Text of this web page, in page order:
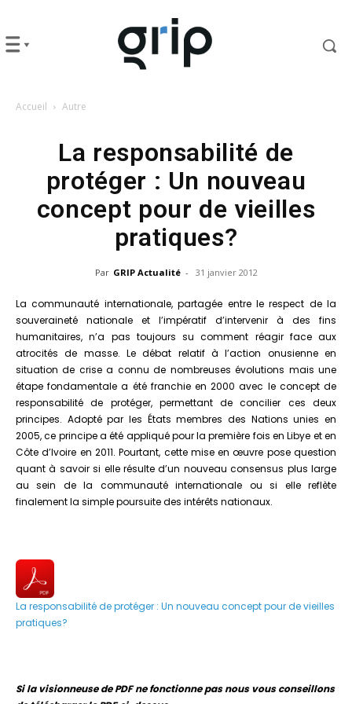
Accueil Autre
La responsabilité de
protéger : Un nouveau
concept pour de vieilles
pratiques?
Par GRIP Actualité - 31 janvier 2012
La communauté internationale, partagée entre le respect de la
souveraineté nationale et l’impératif d’intervenir à des fins
humanitaires, n’a pas toujours su comment réagir face aux
atrocités de masse. Le débat relatif à l’action onusienne en
situation de crise a connu de nombreuses évolutions mais une
étape fondamentale a été franchie en 2000 avec le concept de
responsabilité de protéger, permettant de concilier ces deux
principes. Adopté par les États membres des Nations unies en
2005, ce principe a été appliqué pour la première fois en Libye et en
Côte d’Ivoire en 2011. Pourtant, cette mise en œuvre pose question
quant à savoir si elle résulte d’un nouveau consensus plus large
au sein de la communauté internationale ou si elle reflète
finalement la simple poursuite des intérêts nationaux.
La responsabilité de protéger : Un nouveau concept pour de vieilles
pratiques?
Si la visionneuse de PDF ne fonctionne pas nous vous conseillons